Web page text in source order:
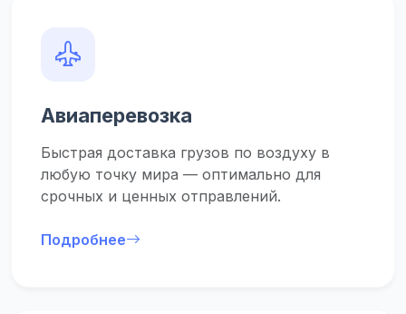
Авиаперевозка
Быстрая доставка грузов по воздуху в
любую точку мира — оптимально для
срочных и ценных отправлений.
Подробнее